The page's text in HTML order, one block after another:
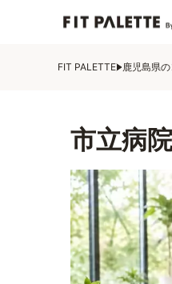
FIT PALETTE 鹿児島県
市立病